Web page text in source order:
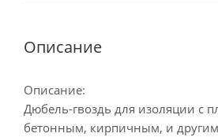
Описание
Описание:
Дюбель-гвоздь для изоляции с
бетонным, кирпичным, и другим